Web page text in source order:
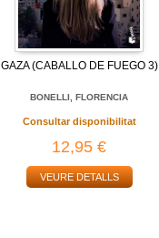
GAZA (CABALLO DE FUEGO 3)
BONELLI, FLORENCIA
Consultar disponibilitat
12,95 €
VEURE DETALLS